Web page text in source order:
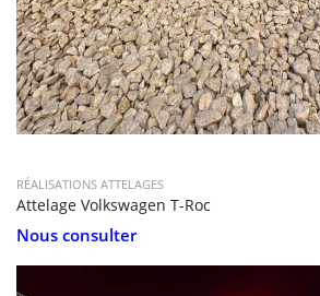
RÉALISATIONS ATTELAGES
Attelage Volkswagen T-Roc
Nous consulter